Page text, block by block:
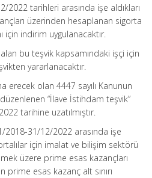
tarihleri arasında işe aldıkları
üzerinden hesaplanan sigorta
için indirim uygulanacaktır.
bu teşvik kapsamındaki işçi için
yararlanacaktır.
erecek olan 4447 sayılı Kanunun
“İlave İstihdam teşvik”
tarihine uzatılmıştır.
2018-31/12/2022 arasında işe
için imalat ve bilişim sektörü
üzere prime esas kazançları
esas kazanç alt sınırı